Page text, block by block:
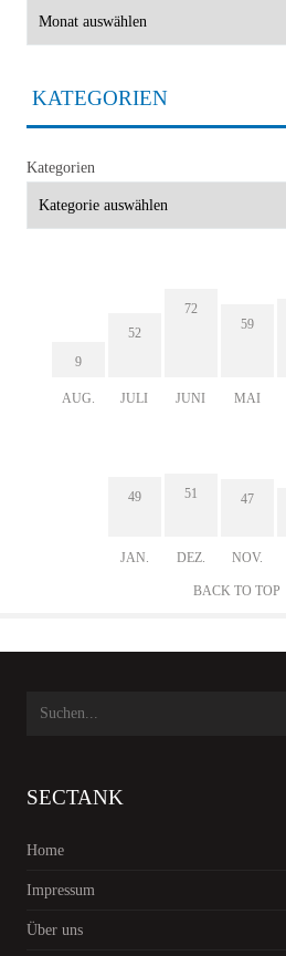
KATEGORIEN
Kategorien
9
AUG.
52
JULI
72
JUNI
59
MAI
49
JAN.
51
DEZ.
47
NOV.
BACK TO TOP
SECTANK
Home
Impressum
Über uns